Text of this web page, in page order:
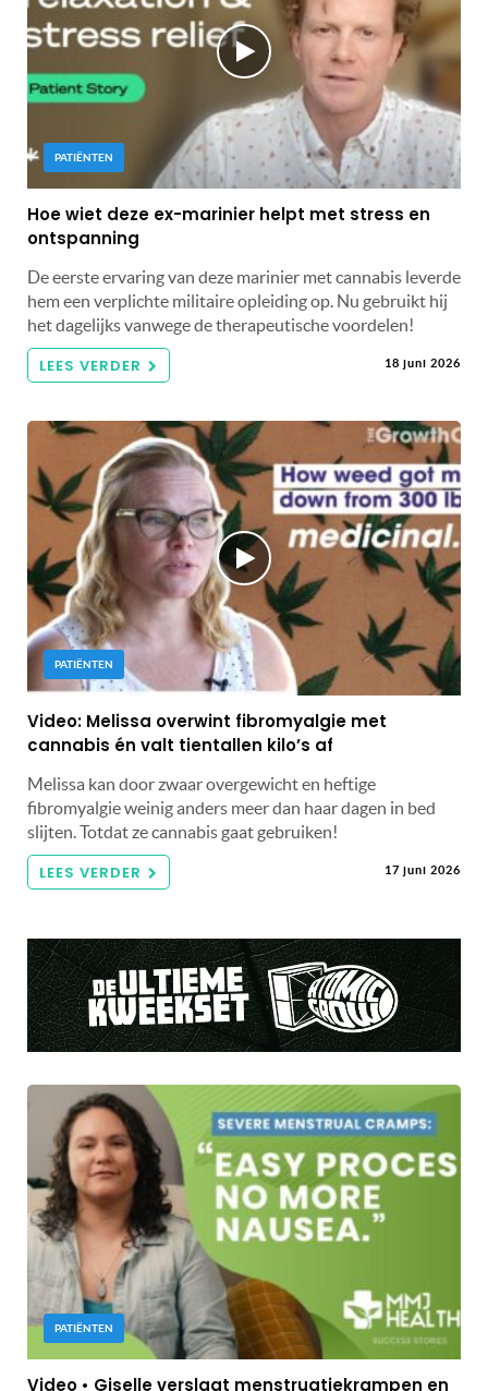
PATIËNTEN
Hoe wiet deze ex-marinier helpt met stress en
ontspanning
De eerste ervaring van deze marinier met cannabis leverde
hem een ​​verplichte militaire opleiding op. Nu gebruikt hij
het dagelijks vanwege de therapeutische voordelen!
LEES VERDER 18 juni 2026
PATIËNTEN
Video: Melissa overwint fibromyalgie met
cannabis én valt tientallen kilo’s af
Melissa kan door zwaar overgewicht en heftige
fibromyalgie weinig anders meer dan haar dagen in bed
slijten. Totdat ze cannabis gaat gebruiken!
LEES VERDER 17 juni 2026
PATIËNTEN
Video • Giselle verslaat menstruatiekrampen en